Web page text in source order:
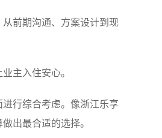
前期沟通、方案设计到现
主入住安心。
行综合考虑。像浙江乐享
出最合适的选择。